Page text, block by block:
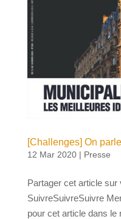
[Challenges] On
12 Mar 2020| Presse
Partager cet article sur
SuivreSuivreSuivre
pour cet article dans le